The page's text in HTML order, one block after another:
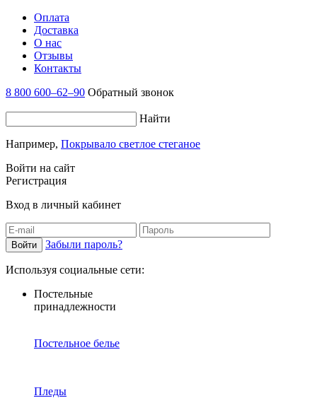
Оплата
Доставка
О нас
Отзывы
Контакты
8 800 600–62–90 Обратный звонок
Найти
Например, Покрывало светлое стеганое
Войти на сайт
Регистрация
Вход в личный кабинет
Забыли пароль?
Используя социальные сети:
Постельные
принадлежности
Постельное белье
Пледы